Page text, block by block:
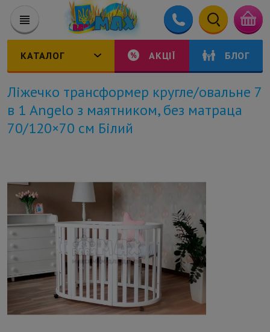
КАТАЛОГ АКЦІЇ БЛОГ
Ліжечко трансформер кругле/овальне 7
в 1 Angelo з маятником, без матраца
70/120×70 см Білий